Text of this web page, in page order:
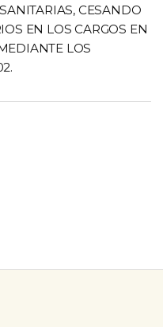
CESANDO
EN LOS CARGOS EN
LOS